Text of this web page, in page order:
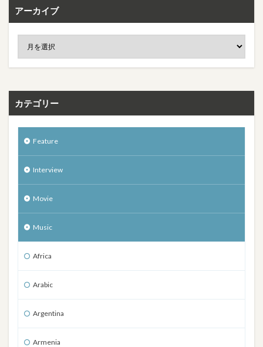
アーカイブ
カテゴリー
Feature
Interview
Movie
Music
Africa
Arabic
Argentina
Armenia